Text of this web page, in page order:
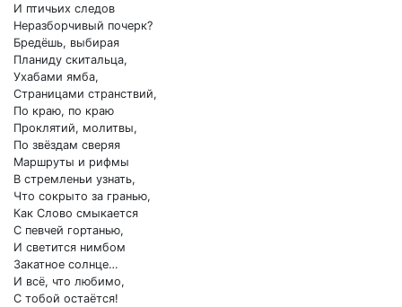
И птичьих следов
Неразборчивый почерк?
Бредёшь, выбирая
Планиду скитальца,
Ухабами ямба,
Страницами странствий,
По краю, по краю
Проклятий, молитвы,
По звёздам сверяя
Маршруты и рифмы
В стремленьи узнать,
Что сокрыто за гранью,
Как Слово смыкается
С певчей гортанью,
И светится нимбом
Закатное солнце…
И всё, что любимо,
С тобой остаётся!